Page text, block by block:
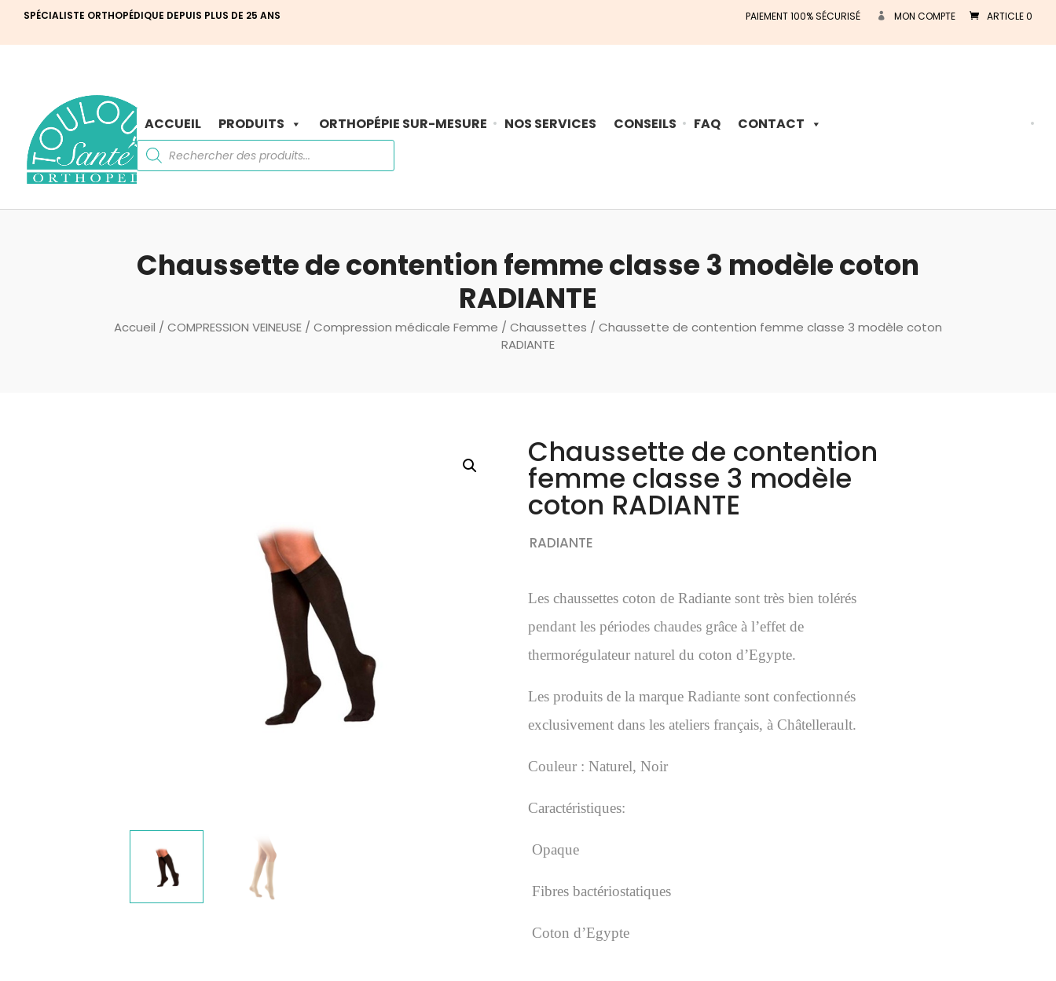
SPÉCIALISTE ORTHOPÉDIQUE DEPUIS PLUS DE 25 ANS PAIEMENT 100% SÉCURISÉ MON COMPTE ARTICLE 0
ACCUEIL PRODUITS ORTHOPÉPIE SUR-MESURE NOS SERVICES CONSEILS FAQ CONTACT
Recherche
de
produits
Recherche
Chaussette de contention femme classe 3 modèle coton
RADIANTE
Accueil / COMPRESSION VEINEUSE / Compression médicale Femme / Chaussettes / Chaussette de contention femme classe 3 modèle coton
RADIANTE
Chaussette de contention
femme classe 3 modèle
coton RADIANTE
RADIANTE
Les chaussettes coton de Radiante sont très bien tolérés
pendant les périodes chaudes grâce à l’effet de
thermorégulateur naturel du coton d’Egypte.
Les produits de la marque Radiante sont confectionnés
exclusivement dans les ateliers français, à Châtellerault.
Couleur : Naturel, Noir
Caractéristiques:
Opaque
Fibres bactériostatiques
Coton d’Egypte